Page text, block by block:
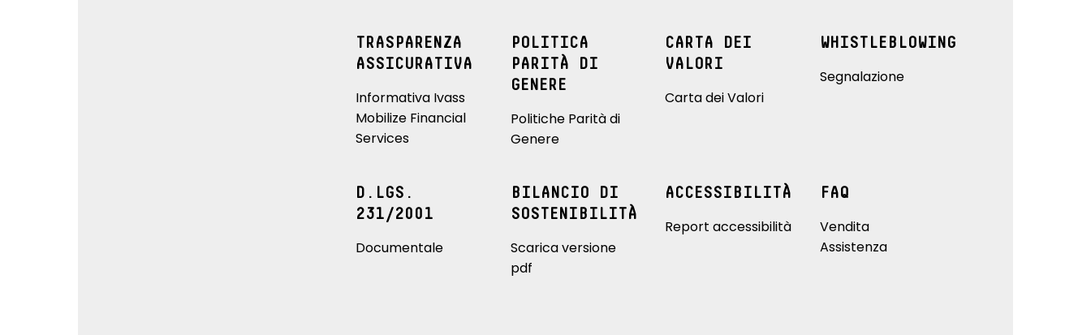
TRASPARENZA
ASSICURATIVA
Informativa Ivass
Mobilize Financial
Services
POLITICA
PARITÀ DI
GENERE
Politiche Parità di
Genere
CARTA DEI
VALORI
Carta dei Valori
WHISTLEBLOWING
Segnalazione
D.LGS.
231/2001
Documentale
BILANCIO DI
SOSTENIBILITÀ
Scarica versione
pdf
ACCESSIBILITÀ
Report accessibilità
FAQ
Vendita
Assistenza